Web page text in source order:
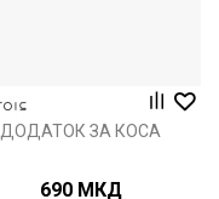
ДОДАТОК ЗА КОСА
690 МКД